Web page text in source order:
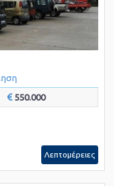
550.000
Λεπτομέρειες